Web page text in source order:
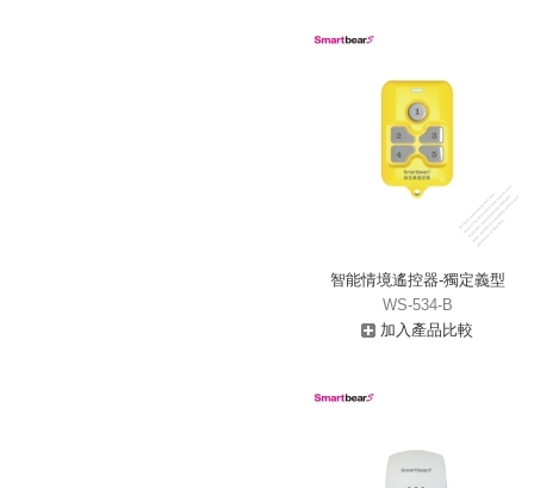
智能情境遙控器-獨定義型
WS-534-B
加入產品比較